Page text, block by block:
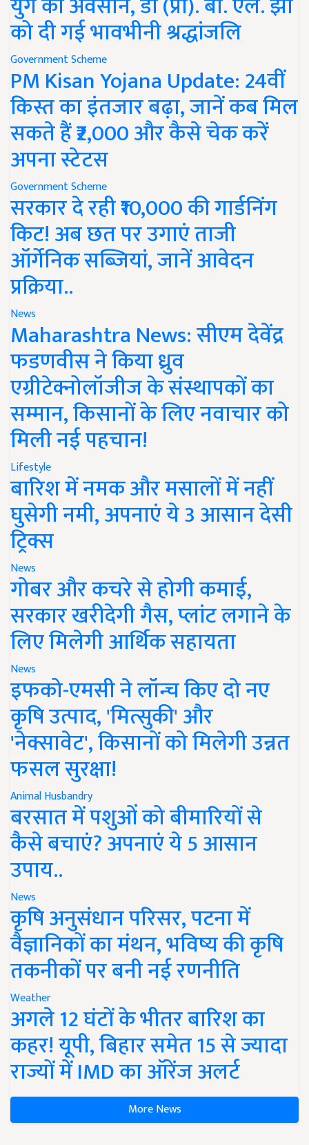
को दी गई भावभीनी श्रद्धांजलि
Government Scheme
PM Kisan Yojana Update: 24वीं
किस्त का इंतजार बढ़ा, जानें कब मिल
सकते हैं ₹2,000 और कैसे चेक करें
अपना स्टेटस
Government Scheme
सरकार दे रही ₹10,000 की गार्डनिंग
किट! अब छत पर उगाएं ताजी
ऑर्गेनिक सब्जियां, जानें आवेदन
प्रक्रिया..
News
Maharashtra News: सीएम देवेंद्र
फडणवीस ने किया ध्रुव
एग्रीटेक्नोलॉजीज के संस्थापकों का
सम्मान, किसानों के लिए नवाचार को
मिली नई पहचान!
Lifestyle
बारिश में नमक और मसालों में नहीं
घुसेगी नमी, अपनाएं ये 3 आसान देसी
ट्रिक्स
News
गोबर और कचरे से होगी कमाई,
सरकार खरीदेगी गैस, प्लांट लगाने के
लिए मिलेगी आर्थिक सहायता
News
इफको-एमसी ने लॉन्च किए दो नए
कृषि उत्पाद, 'मित्सुकी' और
'नेक्सावेट', किसानों को मिलेगी उन्नत
फसल सुरक्षा!
Animal Husbandry
बरसात में पशुओं को बीमारियों से
कैसे बचाएं? अपनाएं ये 5 आसान
उपाय..
News
कृषि अनुसंधान परिसर, पटना में
वैज्ञानिकों का मंथन, भविष्य की कृषि
तकनीकों पर बनी नई रणनीति
Weather
अगले 12 घंटों के भीतर बारिश का
कहर! यूपी, बिहार समेत 15 से ज्यादा
राज्यों में IMD का ऑरेंज अलर्ट
More News